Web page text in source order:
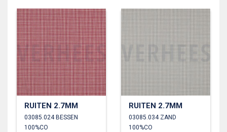
RUITEN 2.7MM
03085.024 BESSEN
100%CO
RUITEN 2.7MM
03085.034 ZAND
100%CO